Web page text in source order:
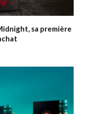
sa première